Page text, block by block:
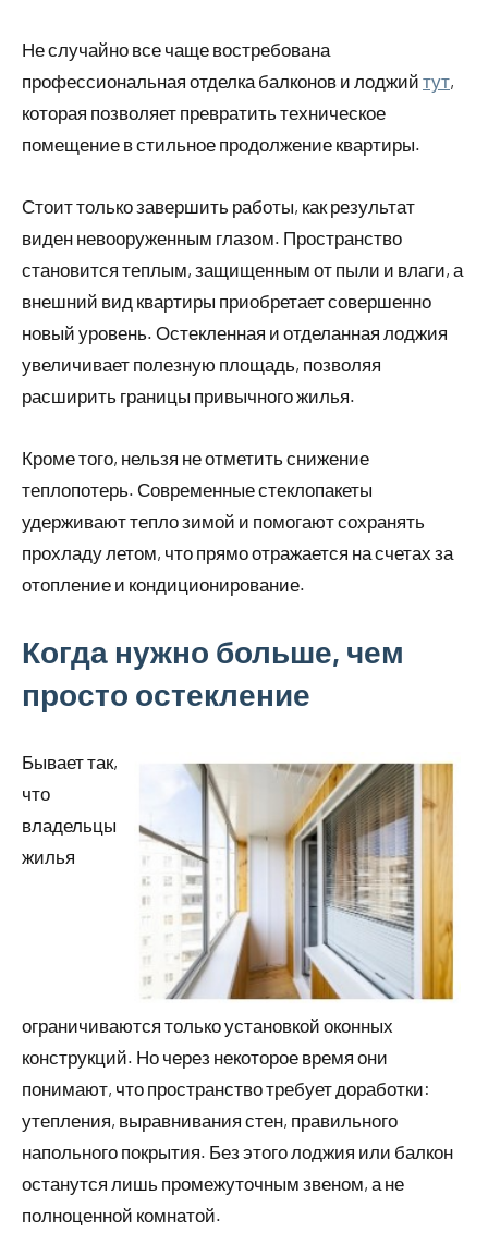
Не случайно все чаще востребована
профессиональная отделка балконов и лоджий тут,
которая позволяет превратить техническое
помещение в стильное продолжение квартиры.
Стоит только завершить работы, как результат
виден невооруженным глазом. Пространство
становится теплым, защищенным от пыли и влаги, а
внешний вид квартиры приобретает совершенно
новый уровень. Остекленная и отделанная лоджия
увеличивает полезную площадь, позволяя
расширить границы привычного жилья.
Кроме того, нельзя не отметить снижение
теплопотерь. Современные стеклопакеты
удерживают тепло зимой и помогают сохранять
прохладу летом, что прямо отражается на счетах за
отопление и кондиционирование.
Когда нужно больше, чем
просто остекление
Бывает так,
что
владельцы
жилья
ограничиваются только установкой оконных
конструкций. Но через некоторое время они
понимают, что пространство требует доработки:
утепления, выравнивания стен, правильного
напольного покрытия. Без этого лоджия или балкон
останутся лишь промежуточным звеном, а не
полноценной комнатой.